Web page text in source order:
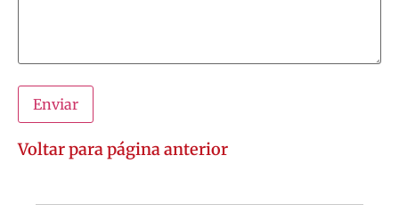
Voltar para página anterior